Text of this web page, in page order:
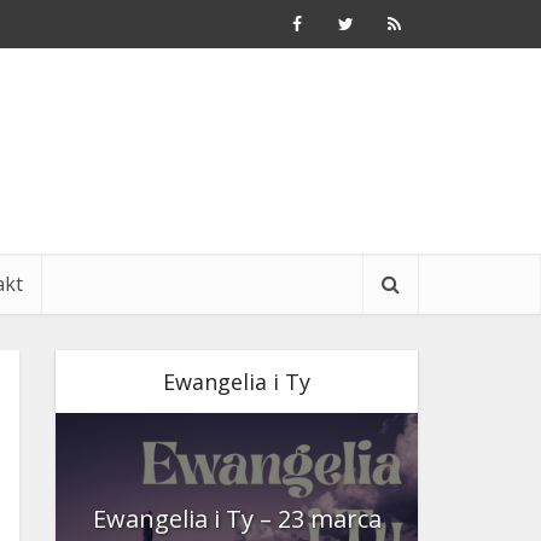
Ewangelia i Ty
Ewangelia i Ty – 23 marca